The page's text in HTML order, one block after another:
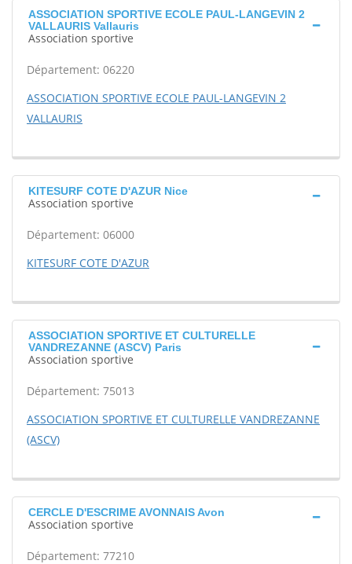
ASSOCIATION SPORTIVE ECOLE PAUL-LANGEVIN 2
VALLAURIS Vallauris
Association sportive
Département: 06220
ASSOCIATION SPORTIVE ECOLE PAUL-LANGEVIN 2
VALLAURIS
KITESURF COTE D'AZUR Nice
Association sportive
Département: 06000
KITESURF COTE D'AZUR
ASSOCIATION SPORTIVE ET CULTURELLE
VANDREZANNE (ASCV) Paris
Association sportive
Département: 75013
ASSOCIATION SPORTIVE ET CULTURELLE VANDREZANNE
(ASCV)
CERCLE D'ESCRIME AVONNAIS Avon
Association sportive
Département: 77210